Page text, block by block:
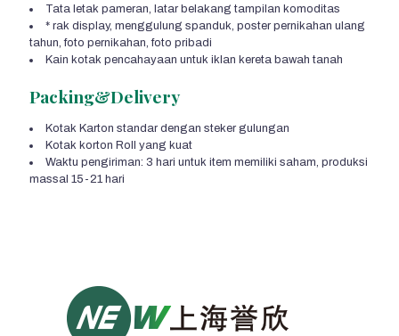
Tata letak pameran, latar belakang tampilan komoditas
* rak display, menggulung spanduk, poster pernikahan ulang
tahun, foto pernikahan, foto pribadi
Kain kotak pencahayaan untuk iklan kereta bawah tanah
Packing&Delivery
Kotak Karton standar dengan steker gulungan
Kotak korton Roll yang kuat
Waktu pengiriman: 3 hari untuk item memiliki saham, produksi
massal 15-21 hari